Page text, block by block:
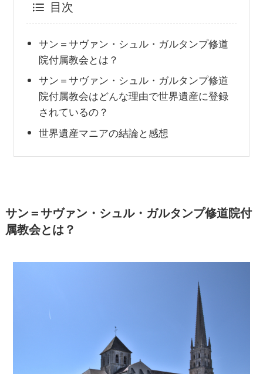
目次
サン＝サヴァン・シュル・ガルタンプ修道
院付属教会とは？
サン＝サヴァン・シュル・ガルタンプ修道
院付属教会はどんな理由で世界遺産に登録
されているの？
世界遺産マニアの結論と感想
サン＝サヴァン・シュル・ガルタンプ修道院付
属教会とは？